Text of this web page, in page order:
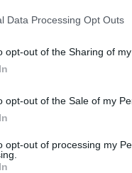
Data Processing Opt Outs
opt-out of the Sharing of
opt-out of the Sale of my
opt-out of processing my
rendkívül fontos
dolgozó
a